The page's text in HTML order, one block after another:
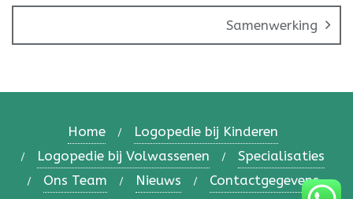
Samenwerking
Home
Logopedie bij Kinderen
Logopedie bij Volwassenen
Specialisaties
Ons Team
Nieuws Contactgegevens